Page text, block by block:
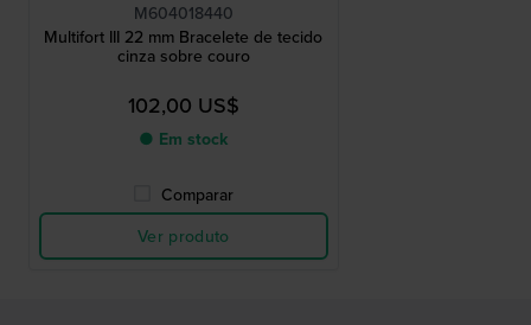
M604018440
Multifort III 22 mm Bracelete de tecido
cinza sobre couro
102,00 US$
● Em stock
Comparar
Ver produto